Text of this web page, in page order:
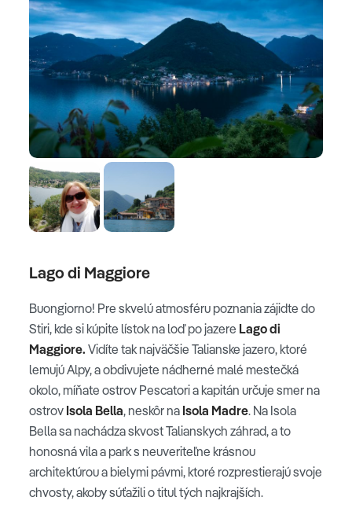
Lago di Maggiore
Buongiorno! Pre skvelú atmosféru poznania zájidte do
Stiri, kde si kúpite lístok na loď po jazere Lago di
Maggiore. Vidíte tak najväčšie Talianske jazero, ktoré
lemujú Alpy, a obdivujete nádherné malé mestečká
okolo, míňate ostrov Pescatori a kapitán určuje smer na
ostrov Isola Bella, neskôr na Isola Madre. Na Isola
Bella sa nachádza skvost Talianskych záhrad, a to
honosná vila a park s neuveriteľne krásnou
architektúrou a bielymi pávmi, ktoré rozprestierajú svoje
chvosty, akoby súťažili o titul tých najkrajších.